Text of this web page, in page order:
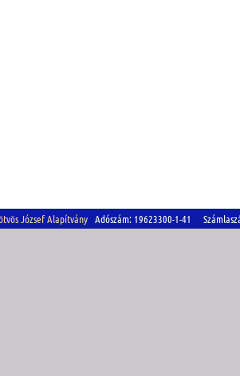
József Alapítvány Adószám: 19623300-1-41